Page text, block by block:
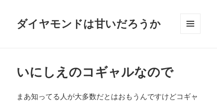
ダイヤモンドは甘いだろうか
いにしえのコギャルなので
まあ知ってる人が大多数だとはおもうんですけどコギャ